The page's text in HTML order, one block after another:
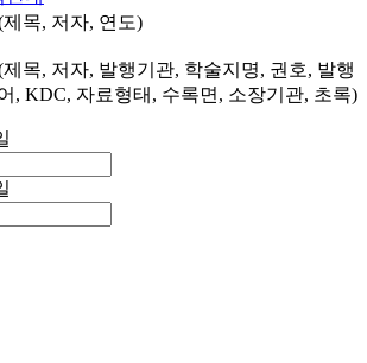
목, 저자, 연도)
목, 저자, 발행기관, 학술지명, 권호, 발행
, KDC, 자료형태, 수록면, 소장기관, 초록)